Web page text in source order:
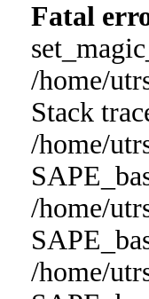
Fatal
/home/
Stack
/home/
/home/
/home/